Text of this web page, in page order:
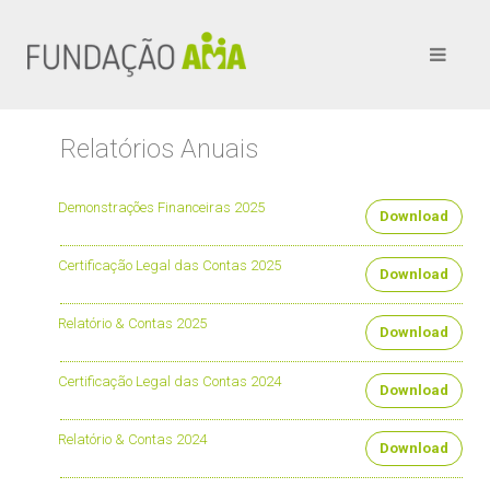
Relatórios Anuais
Demonstrações Financeiras 2025
Download
Certificação Legal das Contas 2025
Download
Relatório & Contas 2025
Download
Certificação Legal das Contas 2024
Download
Relatório & Contas 2024
Download